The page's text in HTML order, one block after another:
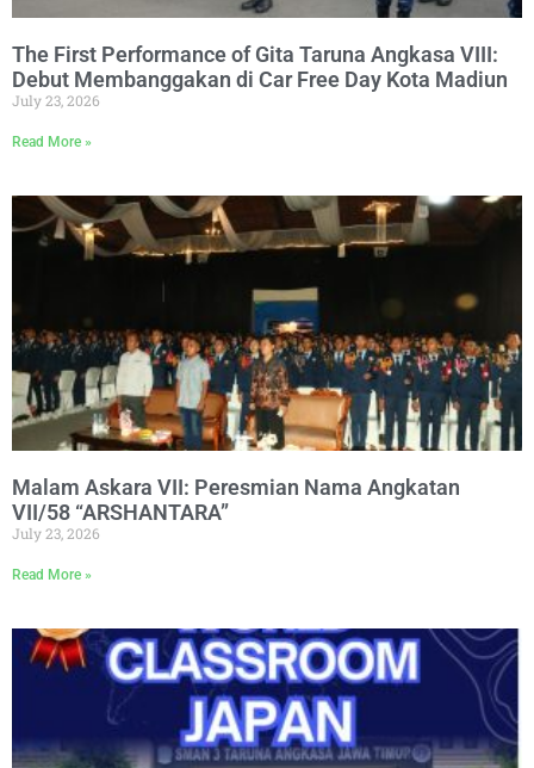
The First Performance of Gita Taruna Angkasa VIII:
Debut Membanggakan di Car Free Day Kota Madiun
July 23, 2026
Read More »
Malam Askara VII: Peresmian Nama Angkatan
VII/58 “ARSHANTARA”
July 23, 2026
Read More »